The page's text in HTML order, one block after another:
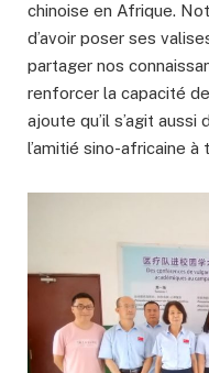
chinoise en Afrique.
d’avoir poser ses
partager nos
renforcer la capacité
ajoute qu’il s’agit
l’amitié sino-africaine